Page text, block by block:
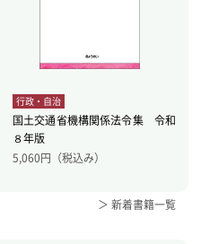
行政・自治
国土交通省機構関係法令集 令和
８年版
5,060円（税込み）
＞ 新着書籍一覧